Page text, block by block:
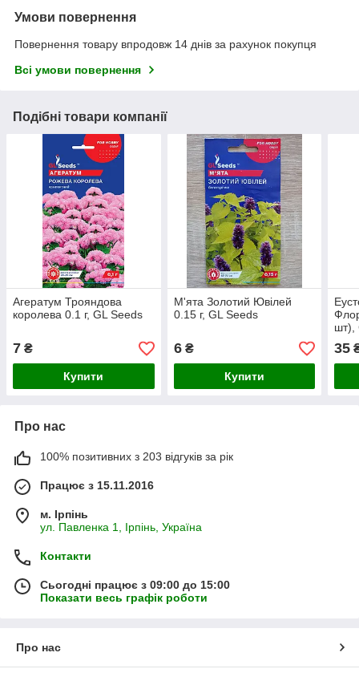
Умови повернення
Повернення товару впродовж 14 днів за рахунок покупця
Всі умови повернення
Подібні товари компанії
Агератум Трояндова
королева 0.1 г, GL Seeds
7 ₴
Купити
М'ята Золотий Ювілей
0.15 г, GL Seeds
6₴
Купити
шт),
35
Про нас
100% позитивних з 203 відгуків за рік
Працює з 15.11.2016
м. Ірпінь
ул. Павленка 1, Ірпінь, Україна
Контакти
Сьогодні працює з 09:00 до 15:00
Показати весь графік роботи
Про нас